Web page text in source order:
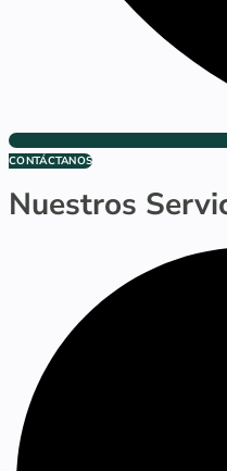
CONTÁCTANOS
Nuestros